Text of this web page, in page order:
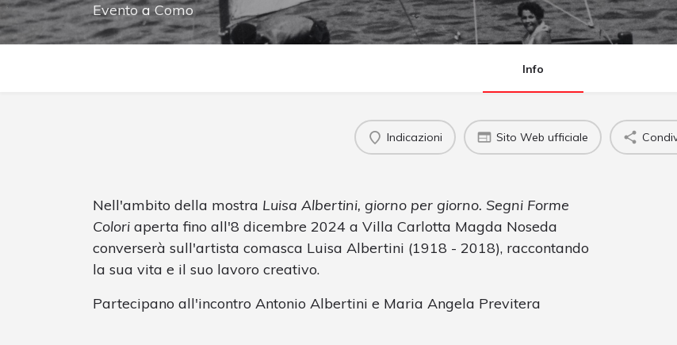
EventoaComo
Info
Indicazioni Sito Web ufficiale
Nell'ambito della mostra Luisa Albertini, giorno per giorno. Segni Forme
Colori aperta fino all'8 dicembre 2024 a Villa Carlotta Magda Noseda
converserà sull'artista comasca Luisa Albertini (1918 - 2018), raccontando
la sua vita e il suo lavoro creativo.
Partecipano all'incontro Antonio Albertini e Maria Angela Previtera